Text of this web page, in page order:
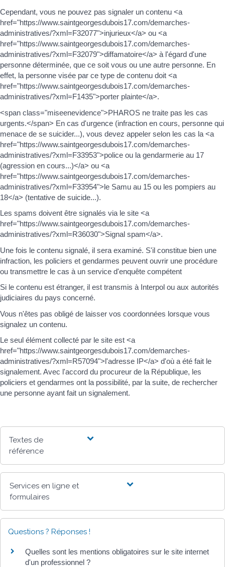
Cependant, vous ne pouvez pas signaler un contenu <a
href="https://www.saintgeorgesdubois17.com/demarches-
administratives/?xml=F32077">injurieux</a> ou <a
href="https://www.saintgeorgesdubois17.com/demarches-
administratives/?xml=F32079">diffamatoire</a> à l'égard d'une
personne déterminée, que ce soit vous ou une autre personne. En
effet, la personne visée par ce type de contenu doit <a
href="https://www.saintgeorgesdubois17.com/demarches-
administratives/?xml=F1435">porter plainte</a>.
<span class="miseenevidence">PHAROS ne traite pas les cas
urgents.</span> En cas d'urgence (infraction en cours, personne qui
menace de se suicider...), vous devez appeler selon les cas la <a
href="https://www.saintgeorgesdubois17.com/demarches-
administratives/?xml=F33953">police ou la gendarmerie au 17
(agression en cours...)</a> ou <a
href="https://www.saintgeorgesdubois17.com/demarches-
administratives/?xml=F33954">le Samu au 15 ou les pompiers au
18</a> (tentative de suicide...).
Les spams doivent être signalés via le site <a
href="https://www.saintgeorgesdubois17.com/demarches-
administratives/?xml=R36030">Signal spam</a>.
Une fois le contenu signalé, il sera examiné. S'il constitue bien une
infraction, les policiers et gendarmes peuvent ouvrir une procédure
ou transmettre le cas à un service d'enquête compétent
Si le contenu est étranger, il est transmis à Interpol ou aux autorités
judiciaires du pays concerné.
Vous n'êtes pas obligé de laisser vos coordonnées lorsque vous
signalez un contenu.
Le seul élément collecté par le site est <a
href="https://www.saintgeorgesdubois17.com/demarches-
administratives/?xml=R57094">l'adresse IP</a> d'où a été fait le
signalement. Avec l'accord du procureur de la République, les
policiers et gendarmes ont la possibilité, par la suite, de rechercher
une personne ayant fait un signalement.
Textes de
référence
Services en ligne et
formulaires
Questions ? Réponses !
Quelles sont les mentions obligatoires sur le site internet
d'un professionnel ?